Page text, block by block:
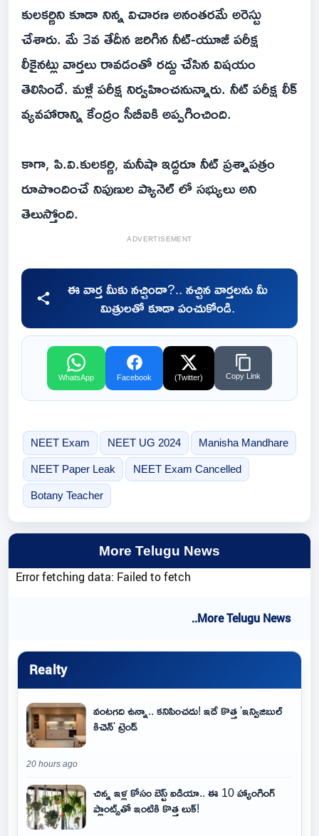
కులకర్ణిని కూడా నిన్న విచారణ అనంతరమే అరెస్టు
చేశారు. మే 3వ తేదీన జరిగిన నీట్-యూజీ పరీక్ష
లీకైనట్లు వార్తలు రావడంతో రద్దు చేసిన విషయం
తెలిసిందే. మళ్లీ పరీక్ష నిర్వహించనున్నారు. నీట్ పరీక్ష లీక్
వ్యవహారాన్ని కేంద్రం సీబీఐకి అప్పగించింది.
కాగా, పి.వి.కులకర్ణి, మనీషా ఇద్దరూ నీట్ ప్రశ్నాపత్రం
రూపొందించే నిపుణుల ప్యానెల్ లో సభ్యులు అని
తెలుస్తోంది.
ADVERTISEMENT
ఈ వార్త మీకు నచ్చిందా?.. నచ్చిన వార్తలను మీ
మిత్రులతో కూడా పంచుకోండి.
WhatsApp Facebook (Twitter) Copy Link
NEET Exam NEET UG 2024 Manisha Mandhare
NEET Paper Leak NEET Exam Cancelled
Botany Teacher
More Telugu News
Error fetching data: Failed to fetch
..More Telugu News
Realty
వంటగది ఉన్నా.. కనిపించదు! ఇదే కొత్త 'ఇన్విజిబుల్
కిచెన్' ట్రెండ్
20 hours ago
చిన్న ఇళ్ల కోసం బెస్ట్ ఐడియా.. ఈ 10 హ్యాంగింగ్
ప్లాంట్స్‌తో ఇంటికి కొత్త లుక్!